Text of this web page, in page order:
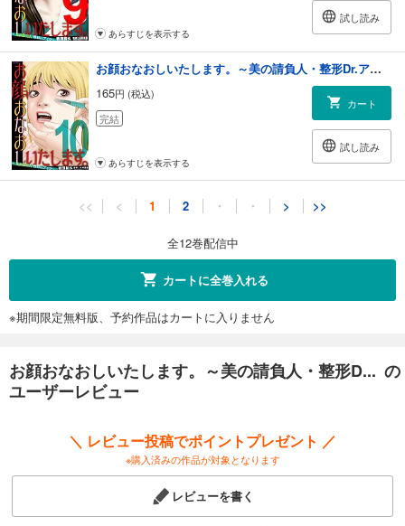
試し読み
あらすじを表示する
お顔おなおしいたします。～美の請負人・整形Dr.アイラ～ 10
165円 (税込)
完結
カート
試し読み
あらすじを表示する
完結
カート
<< < 1 2 ・ ・ > >>
全12巻配信中
カートに全巻入れる
※期間限定無料版、予約作品はカートに入りません
お顔おなおしいたします。～美の請負人・整形D... の
ユーザーレビュー
＼ レビュー投稿でポイントプレゼント ／
※購入済みの作品が対象となります
レビューを書く